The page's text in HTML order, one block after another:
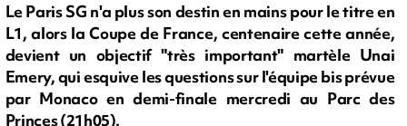
Le Paris SG n'a plus son destin en mains pour le titre en
L1, alors la Coupe de France, centenaire cette année,
devient un objectif "très important" martèle Unai
Emery, qui esquive les questions sur l'équipe bis prévue
par Monaco en demi-finale mercredi au Parc des
Princes (21h05).